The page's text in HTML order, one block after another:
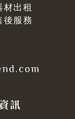
材出租
後服務
訊